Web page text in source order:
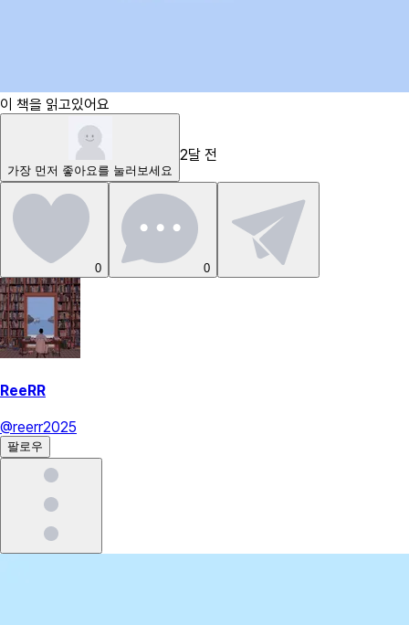
이 책을 읽고있어요
가장 먼저 좋아요를 눌러보세요
2달 전
0 0
ReeRR
@reerr2025
팔로우